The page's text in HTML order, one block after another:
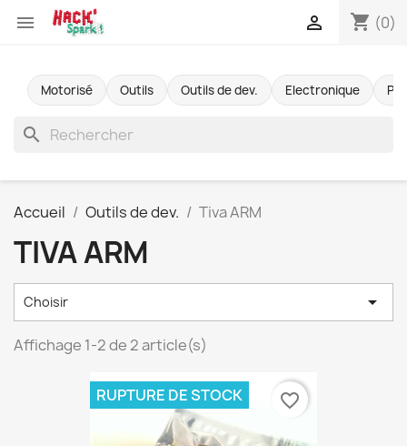
 shopping_cart (0)

Motorisé Outils Outils de dev. Electronique
search
Accueil Outils de dev. Tiva ARM
TIVA ARM
Choisir 
Affichage 1-2 de 2 article(s)
RUPTURE DE STOCK favorite_border